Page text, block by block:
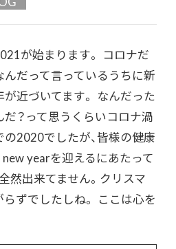
が始まります。 コロナだ
んだって言っているうちに新
が近づいてます。 なんだった
だ？って思うくらいコロナ渦
の2020でしたが、皆様の健康
yearを迎えるにあたって
然出来てません。クリスマ
ずでしたしね。 ここは心を